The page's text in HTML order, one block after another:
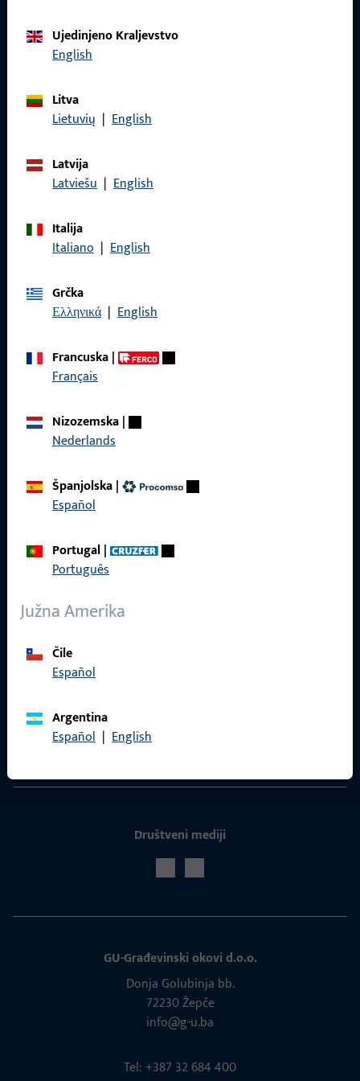
Obratite nam se
Ujedinjeno Kraljevstvo
English
Litva
Lietuvių | English
Latvija
Latviešu | English
Italija
Italiano | English
Grčka
Ελληνικά | English
Francuska|
Français
Nizozemska|
Nederlands
Španjolska|
Español
Portugal|
Português
Južna Amerika
Čile
Español
Argentina
Español | English
Zaštita podataka
Karijera
Katalog proizvoda
Društveni mediji
GU-Građevinski okovi d.o.o.
Donja Golubinja bb.
72230 Žepče
info@g-u.ba
Tel: +387 32 684 400